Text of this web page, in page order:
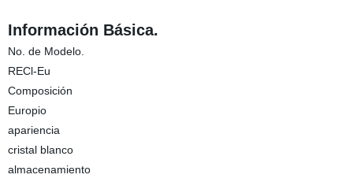
Información Básica.
No. de Modelo.
RECl-Eu
Composición
Europio
apariencia
cristal blanco
almacenamiento